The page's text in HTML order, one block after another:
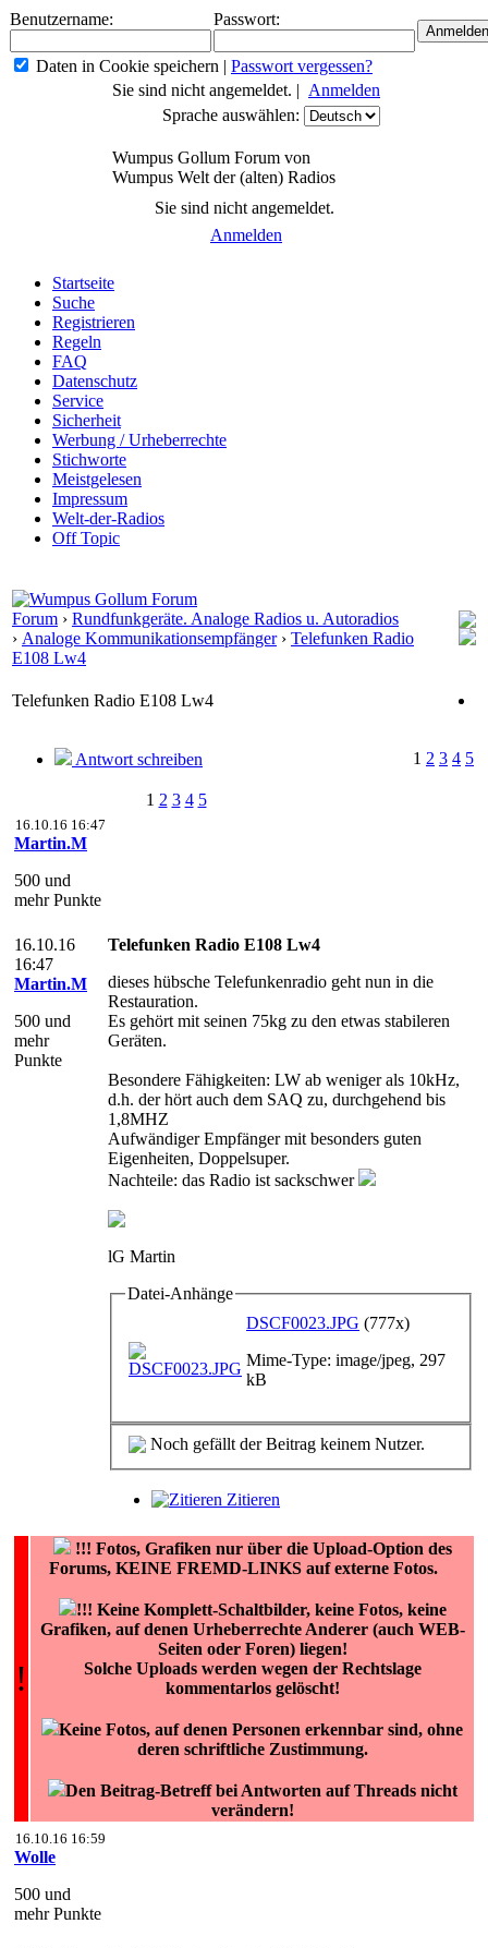
Benutzername: Passwort:
Daten in Cookie speichern | Passwort vergessen?
Sie sind nicht angemeldet. | Anmelden
Sprache auswählen:
Wumpus Gollum Forum von
Wumpus Welt der (alten) Radios
Sie sind nicht angemeldet.
Anmelden
Startseite
Suche
Registrieren
Regeln
FAQ
Datenschutz
Service
Sicherheit
Werbung / Urheberrechte
Stichworte
Meistgelesen
Impressum
Welt-der-Radios
Off Topic
Forum › Rundfunkgeräte. Analoge Radios u. Autoradios
› Analoge Kommunikationsempfänger› Telefunken Radio
E108 Lw4
Telefunken Radio E108 Lw4
Antwort schreiben 1 2 3 4 5
1 2 3 4 5
16.10.16 16:47
Martin.M
500 und
mehr Punkte
16.10.16
16:47
Martin.M
500 und
mehr
Punkte
Telefunken Radio E108 Lw4
dieses hübsche Telefunkenradio geht nun in die
Restauration.
Es gehört mit seinen 75kg zu den etwas stabileren
Geräten.
Besondere Fähigkeiten: LW ab weniger als 10kHz,
d.h. der hört auch dem SAQ zu, durchgehend bis
1,8MHZ
Aufwändiger Empfänger mit besonders guten
Eigenheiten, Doppelsuper.
Nachteile: das Radio ist sackschwer
lG Martin
Datei-Anhänge
DSCF0023.JPG (777x)
Mime-Type: image/jpeg, 297
kB
Noch gefällt der Beitrag keinem Nutzer.
Zitieren
!
!!! Fotos, Grafiken nur über die Upload-Option des
Forums, KEINE FREMD-LINKS auf externe Fotos.
!!! Keine Komplett-Schaltbilder, keine Fotos, keine
Grafiken, auf denen Urheberrechte Anderer (auch WEB-
Seiten oder Foren) liegen!
Solche Uploads werden wegen der Rechtslage
kommentarlos gelöscht!
Keine Fotos, auf denen Personen erkennbar sind, ohne
deren schriftliche Zustimmung.
Den Beitrag-Betreff bei Antworten auf Threads nicht
verändern!
16.10.16 16:59
Wolle
500 und
mehr Punkte